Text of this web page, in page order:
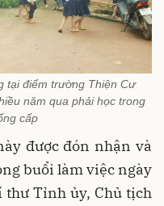
tại điểm trường Thiện Cư
năm qua phải học trong
cấp
được đón nhận và
buổi làm việc ngày
thư Tỉnh ủy, Chủ tịch